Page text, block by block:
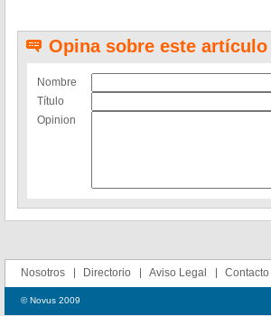
Opina sobre este artículo
Nombre
Título
Opinion
Nosotros Directorio Aviso Legal Contacto
© Novus 2009